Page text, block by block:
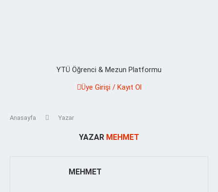
YTÜ Öğrenci & Mezun Platformu
Üye Girişi / Kayıt Ol
Anasayfa Yazar
YAZAR MEHMET
MEHMET